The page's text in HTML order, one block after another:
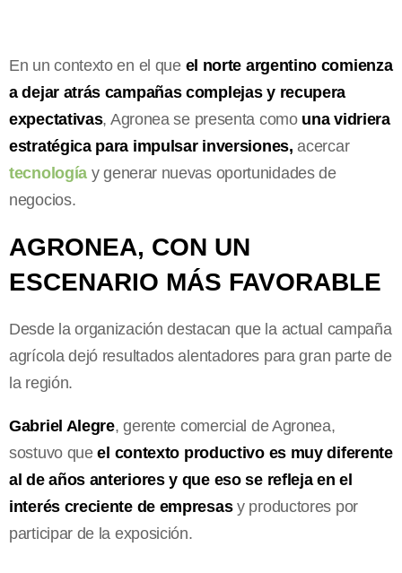
En un contexto en el que el norte argentino comienza
a dejar atrás campañas complejas y recupera
expectativas, Agronea se presenta como una vidriera
estratégica para impulsar inversiones, acercar
tecnología y generar nuevas oportunidades de
negocios.
AGRONEA, CON UN
ESCENARIO MÁS FAVORABLE
Desde la organización destacan que la actual campaña
agrícola dejó resultados alentadores para gran parte de
la región.
Gabriel Alegre, gerente comercial de Agronea,
sostuvo queel contexto productivo es muy diferente
al de años anteriores y que eso se refleja en el
interés creciente de empresasy productores por
participar de la exposición.